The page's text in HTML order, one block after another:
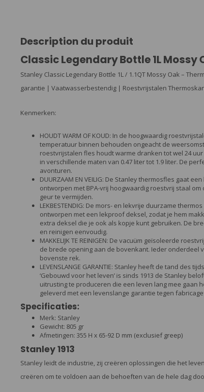
Description du produit
Classic Legendary Bottle 1L Mossy
Stanley Classic Legendary Bottle 1L / 1.1QT Mossy Oak –
garantie | Vaatwasserbestendig | Roestvrijstalen
Kenmerken:
HOUDT WARM OF KOUD: In de hoogwaardig
temperatuur binnen behouden ongeacht de
roestvrijstalen fles houdt warme dranken tot wel 24
in verschillende maten van 0.47 liter tot 1.9 liter. De
avonturen.
DUURZAAM EN VEILIG: De Stanley thermosfles gaat
ontworpen met BPA-vrij hoogwaardig roestvrij staal
geur te vermijden.
LEKBESTENDIG: De mors- en lekvrije duurzame
ontworpen met een lekproof deksel, zodat je hem
extra deksel die je ook als kopje kunt gebruiken. De
en reinigen eenvoudig.
MAKKELIJK TE REINIGEN: De vacuüm geïsoleerde
de brede opening aan de bovenkant. Ieder onderdeel
bovenste rek.
LEVENSLANGE GARANTIE: Stanley heeft de tand des
‘Gebouwd voor het leven’ is sinds 1913 de Stanley
uitrusting te produceren die een leven lang mee gaan
geleverd met een levenslange garantie tegen
Specificaties:
Merk: Stanley
Gewicht: 805 gr
Afmetingen: 355 H x 65-92 D mm (exclusief greep)
Stanley 1913
Stanley leidt de industrie, zij creëren oplossingen die het
creëren om te voldoen aan de behoeften van de hele dag